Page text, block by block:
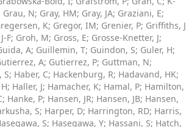
Grau, N; Gray, HM; Gray, JA; Graziani, E;
K; Gregor, IM; Grenier, P; Griffiths, J
F; Groh, M; Gross, E; Grosse-Knetter, J;
A; Guillemin, T; Guindon, S; Guler, H;
A; Gutierrez, P; Guttman, N;
S; Haber, C; Hackenburg, R; Hadavand, HK;
; Haller, J; Hamacher, K; Hamal, P; Hamilton,
; Hanke, P; Hansen, JR; Hansen, JB; Hansen,
S; Harper, D; Harrington, RD; Harris,
S; Hasegawa, Y; Hassani, S; Hatch,